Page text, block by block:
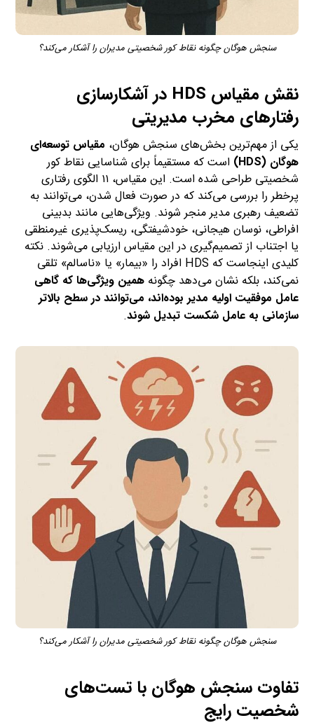
سنجش هوگان چگونه نقاط کور شخصیتی مدیران را آشکار می‌کند؟
نقش مقیاس HDS در آشکارسازی
رفتارهای مخرب مدیریتی
یکی از مهم‌ترین بخش‌های سنجش هوگان، مقیاس توسعه‌ای
هوگان (HDS)
است که مستقیماً برای شناسایی نقاط کور
شخصیتی طراحی شده است. این مقیاس، ۱۱ الگوی رفتاری
پرخطر را بررسی می‌کند که در صورت فعال شدن، می‌توانند به
تضعیف رهبری مدیر منجر شوند. ویژگی‌هایی مانند بدبینی
افراطی، نوسان هیجانی، خودشیفتگی، ریسک‌پذیری غیرمنطقی
یا اجتناب از تصمیم‌گیری در این مقیاس ارزیابی می‌شوند. نکته
کلیدی اینجاست که HDS افراد را «بیمار» یا «ناسالم» تلقی
نمی‌کند، بلکه نشان می‌دهد چگونههمین ویژگی‌ها که گاهی
عامل موفقیت اولیه مدیر بوده‌اند، می‌توانند در سطح بالاتر
سازمانی به عامل شکست تبدیل شوند.
سنجش هوگان چگونه نقاط کور شخصیتی مدیران را آشکار می‌کند؟
تفاوت سنجش هوگان با تست‌های
شخصیت رایج